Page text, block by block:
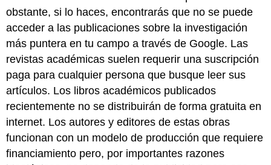
obstante, si lo haces, encontrarás que no se puede
acceder a las publicaciones sobre la investigación
más puntera en tu campo a través de Google. Las
revistas académicas suelen requerir una suscripción
paga para cualquier persona que busque leer sus
artículos. Los libros académicos publicados
recientemente no se distribuirán de forma gratuita en
internet. Los autores y editores de estas obras
funcionan con un modelo de producción que requiere
financiamiento pero, por importantes razones